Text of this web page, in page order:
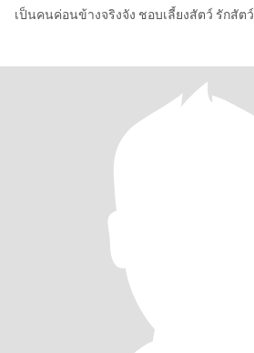
เป็นคนค่อนข้างจริงจัง ชอบเลี้ยงสัตว์ รักสัตว์